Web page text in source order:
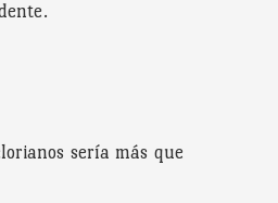
sería más que